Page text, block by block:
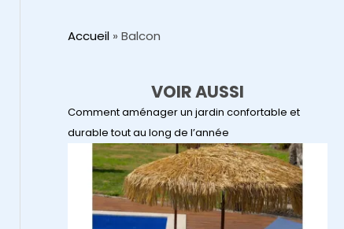
Accueil » Balcon
VOIR AUSSI
Comment aménager un jardin confortable et
durable tout au long de l’année